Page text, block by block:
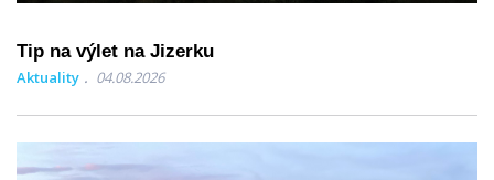
Tip na výlet na Jizerku
Aktuality 04.08.2026